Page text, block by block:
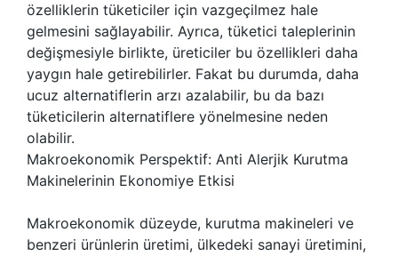
özelliklerin tüketiciler için vazgeçilmez hale
gelmesini sağlayabilir. Ayrıca, tüketici taleplerinin
değişmesiyle birlikte, üreticiler bu özellikleri daha
yaygın hale getirebilirler. Fakat bu durumda, daha
ucuz alternatiflerin arzı azalabilir, bu da bazı
tüketicilerin alternatiflere yönelmesine neden
olabilir.
Makroekonomik Perspektif: Anti Alerjik Kurutma
Makinelerinin Ekonomiye Etkisi
Makroekonomik düzeyde, kurutma makineleri ve
benzeri ürünlerin üretimi, ülkedeki sanayi üretimini,